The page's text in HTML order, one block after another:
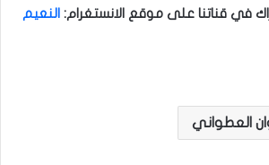
في قناتنا على موقع الانستغرام: النعيم
العطواني